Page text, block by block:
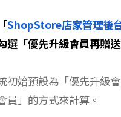
ShopStore店家管理後
選「優先升級會員再贈
初始預設為「優先升級
員」的方式來計算。